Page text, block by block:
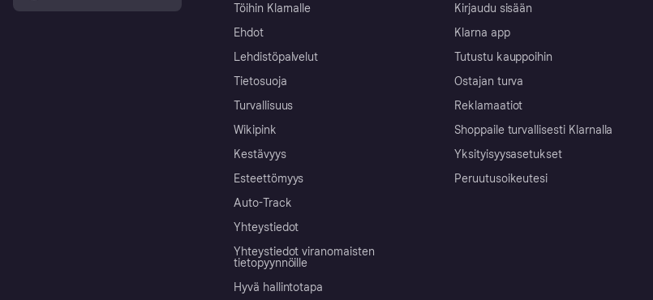
Töihin Klarnalle
Ehdot
Lehdistöpalvelut
Tietosuoja
Turvallisuus
Wikipink
Kestävyys
Esteettömyys
Auto-Track
Yhteystiedot
Yhteystiedot viranomaisten
tietopyynnöille
Hyvä hallintotapa
Kirjaudu sisään
Klarna app
Tutustu kauppoihin
Ostajan turva
Reklamaatiot
Shoppaile turvallisesti Klarnalla
Yksityisyysasetukset
Peruutusoikeutesi